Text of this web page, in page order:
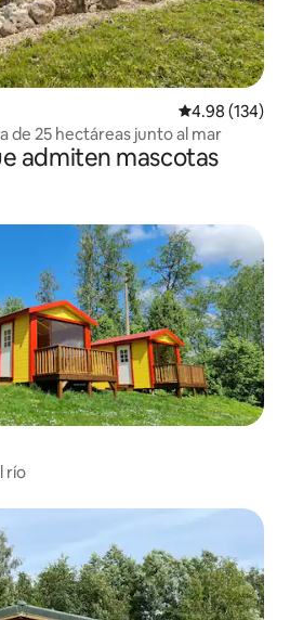
Calificación
4.98 (134)
de 25 hectáreas junto al mar
admiten mascotas
río